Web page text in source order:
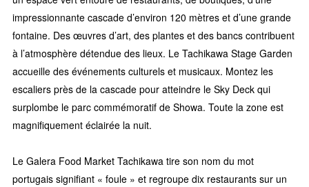
impressionnante cascade d’environ 120 mètres et d’une grande
fontaine. Des œuvres d’art, des plantes et des bancs contribuent
à l’atmosphère détendue des lieux. Le Tachikawa Stage Garden
accueille des événements culturels et musicaux. Montez les
escaliers près de la cascade pour atteindre le Sky Deck qui
surplombe le parc commémoratif de Showa. Toute la zone est
magnifiquement éclairée la nuit.
Le Galera Food Market Tachikawa tire son nom du mot
portugais signifiant « foule » et regroupe dix restaurants sur un